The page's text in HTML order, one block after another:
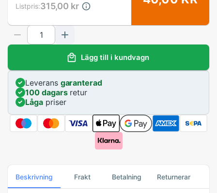
Listpris:315,00 kr
Lägg till i kundvagn
Leverans garanterad
100 dagarsretur
Lågapriser
Beskrivning Frakt Betalning Returnerar